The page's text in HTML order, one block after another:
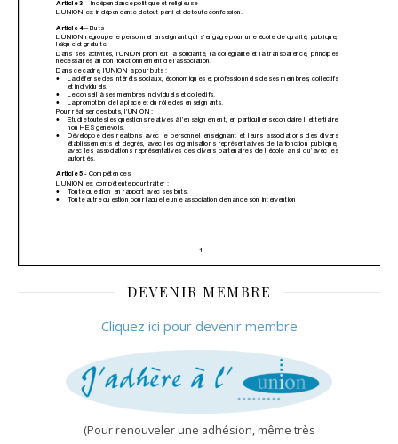
DEVENIR MEMBRE
Cliquez ici pour devenir membre
(Pour renouveler une adhésion, même très